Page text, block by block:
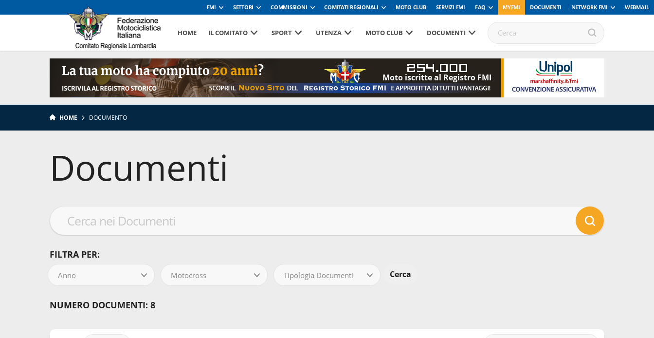
FMI SETTORI COMMISSIONI COMITATI REGIONALI MOTO CLUB SERVIZI FMI FAQ MYFMI DOCUMENTI NETWORK FMI WEBMAIL
HOME IL COMITATO SPORT UTENZA MOTO CLUB DOCUMENTI
254.000
Moto iscritte al Registro FMI
HOME DOCUMENTO
Documenti
FILTRA PER:
Anno Motocross Tipologia Documenti
NUMERO DOCUMENTI: 8